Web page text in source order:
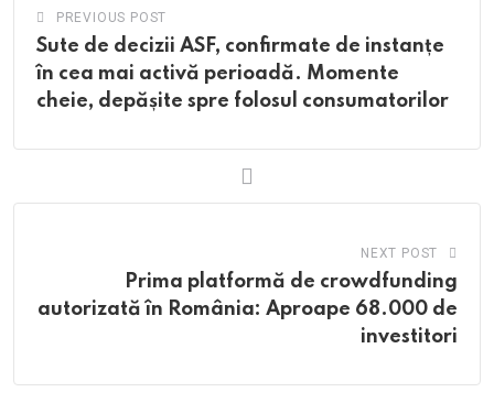
PREVIOUS POST
Sute de decizii ASF, confirmate de instanțe
în cea mai activă perioadă. Momente
cheie, depășite spre folosul consumatorilor
NEXT POST
Prima platformă de crowdfunding
autorizată în România: Aproape 68.000 de
investitori